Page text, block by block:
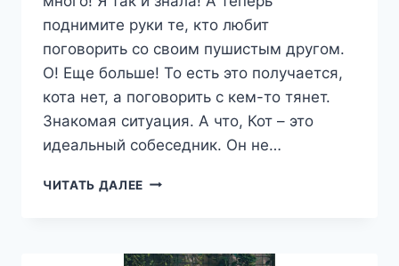
поднимите руки те, кто любит
поговорить со своим пушистым другом.
О! Еще больше! То есть это получается,
кота нет, а поговорить с кем-то тянет.
Знакомая ситуация. А что, Кот – это
идеальный собеседник. Он не…
ЧИТАТЬ ДАЛЕЕ УСЫ,
—